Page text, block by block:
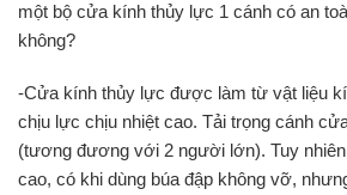
một bộ cửa kính thủy lực 1 cánh có an
không?
-Cửa kính thủy lực được làm từ vật liệu
chịu lực chịu nhiệt cao. Tải trọng cánh
(tương đương với 2 người lớn). Tuy
cao, có khi dùng búa đập không vỡ,